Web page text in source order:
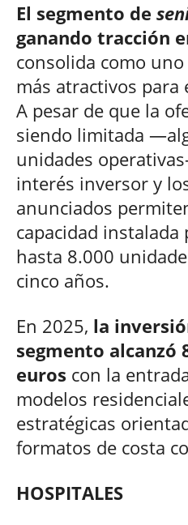
El segmento de
ganando tracción
consolida como
más atractivos para
A pesar de que la
siendo limitada
unidades
interés inversor y
anunciados
capacidad
hasta 8.000
cinco años.
En 2025, la
segmento alcanzó
euros con la
modelos
estratégicas
formatos de costa
HOSPITALES